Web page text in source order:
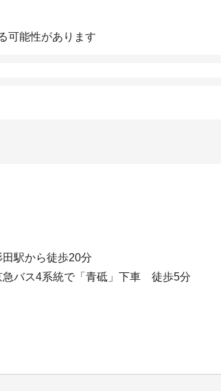
可能性があります
田駅から徒歩20分
急バス4系統で「青砥」下車 徒歩5分